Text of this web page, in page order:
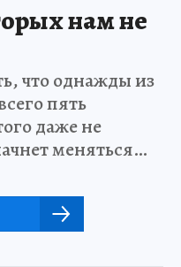
нам не
что однажды из
пять
даже не
меняться…